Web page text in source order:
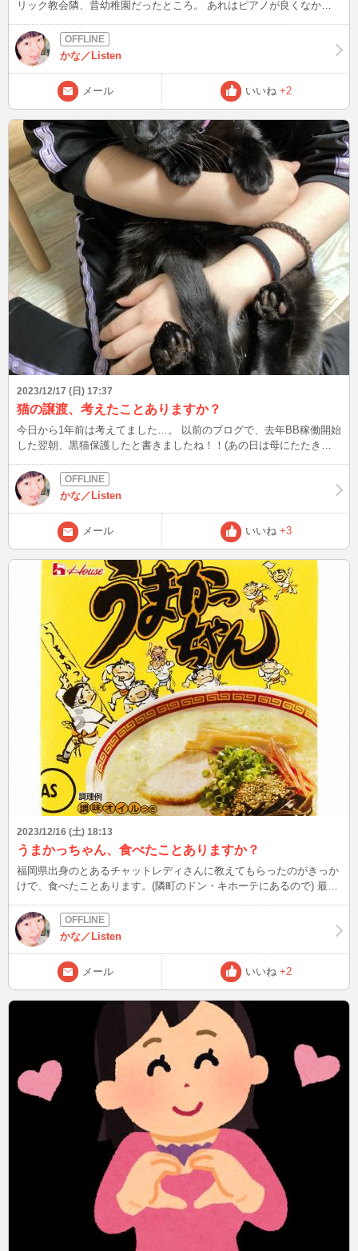
リック教会隣、昔幼稚園だったところ。 あれはピアノが良くなかっ
しょうがないけど。 2件目は旧東京音楽学校奏楽堂。 声楽の先生が出
るので、見てきました。 流石わが師、ある意味1番凄かった。 相変わ
らず思い付きで伴奏者に我儘言って、振り回したんだろうなぁ～
奏者振り回す歌手も中々いないぞ！！！ とは言え、72歳になっても
舞台に立つことは凄いし、何よりドイツ語の発音は流石だ。 あの中
ではトップクラスの語彙力でしたが… 皆さんは声楽(歌曲、オペラ等)
の演奏会、聞きに行ったことありますか？？ 次は12/18(月)22時半頃
～ 急に冷え込みましたね、風邪引かないよう気を付けてください
(^o^) 【おまけ】その他感じたこと、反面教師など、以下箇条書き ・
幼女(5歳)のバイオリンは、一生懸命頑張ってて可愛いかったから良
し！ →幼女の特権最強！何やっても許される ・歌手が一生懸命歌っ
たからと言って、聴衆の心に響くと思ったら大間違い →一生懸命歌
ってるのはよく分かった、許されるのは子供まで →歌い過ぎが原
因、真面目な人ほど陥り勝ち ・門下生の癖が大体一緒 →門下生が先
生の表面的な悪い癖をコピーしている →この先生もかなり悪い癖の
持ち主だろう →手を前に組んで、鼻から息吸いなさいと叩き込まれ
たんだろう。それは歌の内容と関係ないので、気になって聞くのに集
中できない ・今回聞いた歌手、殆ど筋肉不足 →横隔膜と体幹トレー
ニングしてないから、喉声に頼らざるを得ない状況になる →舌が上
がって奥に引っ込っこむ、1番最悪な歌のポジション →舌が邪魔して
るから、外国語の発音が発音が全部カタカナに聞こえる ・なんてつ
まらない演奏会だろうと思ってしまった →ここまで心に響かない演
奏できるのも、逆にすげえ →原因は歌い方が常に一緒だから、ひた
すらお経聞かされてるイメージが1番近い →対策は言葉のアクセント
と伴奏を把握する事、常に大きい風船を受け渡しするイメージ →そ
もそも、全部歌ってはいけない ・流石わが師、自由過ぎてジェット
コースターだった(シューマンどっか行った) →言いたいことは分かっ
思い付きで伴奏者に我儘言ったんだろうな…と想像ついてしまった
(;^_^A ・聴衆の反応を見る限り、曲の解説はそこまで重要じゃない
→聴衆のニーズはそこじゃない →レチタティーヴォと言われても、
聴衆は分からないだろう →表面的な説明するくらいなら、もっと別
のことすると良くなる ・息過ぎすぎ →最後まで息吐けてない、吐き
切ってないからどんどん苦しくなる →息を吐き切ることに意識する
とかなり良くなると思う →歌おうと思い過ぎちゃうんだろう
かな／Listen
メール いいね +2
2023/12/17 (日) 17:37
猫の譲渡、考えたことありますか？
今日から1年前は考えてました…。 以前のブログで、去年BB稼働開始
した翌朝、黒猫保護したと書きましたね！！(あの日は母にたたき起
もう1匹保護したんです。 それが写真の息子黒猫ですね。 1匹は覚悟
してましたが、もう1匹はマジで予想外だった。 母曰くちゅ～る使っ
て、20分粘ったそうな。 あの日は最初保護した子を、初めて動物病
院に連れて行った日でした。 病院から帰ってきた黒猫のお世話中
に、突如母から呼び出し。 ずいぶん急かすなぁ…、お世話の途中だ
けど何だろう？？？ と玄関に向かったら、なんともう1匹の黒猫
が！！ 「えっ！！？？」 バタバタバタバタ！！！！！！！ 驚いた声
にびっくりして大パニック、家中走り回りました。 向こうからした
ら、騙されてお家に閉じ込められたと思ったのでしょう。 最終的に
は中型犬用のケージに入り、おとなしくしてくれました。 当時2匹は
考えてなかったので、後から保護した息子猫は譲渡会出そうと話して
ました。 推定7～8ヶ月と若いし、見た目もスラっとして野良猫とは
思えないほど綺麗。 傷一つ無いから貰い手が出てくるだろうと。 妹
「ダメ、一緒に成長するの」 私「おまぇぇ！！！誰が世話すると思
ってんだ！！！！」 妹「かなちゃん、ｶﾅﾁｬﾝｶﾜｲｰ(棒読み)」 心にもな
いこと言うほど反対するのがいたので、結局一緒に暮らすことになり
ましたが…。 皆さんは、猫の譲渡したことありますか？ 次は
12/17(日)23時半頃～ 今年もおしせまってまいりましたが、健康には
十分にご留意ください⭐︎
かな／Listen
メール いいね +3
2023/12/16 (土) 18:13
うまかっちゃん、食べたことありますか？
福岡県出身のとあるチャットレディさんに教えてもらったのがきっか
けで、食べたことあります。(隣町のドン・キホーテにあるので) 最初
い！！！！！！！！！！！！！！！！ うまかっちゃん大好きな人
は、ブラウザバックをお勧めします。 大丈夫な方は、自己責任でお
進みください。 結論から言うと、 「うわっ！！あんんんんんまΣ(･
ω･ﾉ)ﾉ！」 と箸が止まるくらい、甘くて苦手(;´Д｀) 辛うじてからし高
菜風味は食べられたけど、定番のうまかっちゃんは甘すぎて無理。
ちなみに家族にも食べてもらいましたが、甘すぎてリピートは厳しい
てくれたチャットレディさんは、世の中のどんな美味いラーメン屋よ
り、うまかっちゃんには勝てない！！！！ うまかっちゃん至高と言
ってましたね（●＾o＾●） もはや信者と言っても良いくらい、うまか
っちゃん大好きでしたが…。 皆さんは、うまかっちゃん好きです
か？？ 次は12/17(日)23時半頃～ 予定がかなり詰まってます、もし遅
刻したらすみません(´;ω;｀)
かな／Listen
メール いいね +2